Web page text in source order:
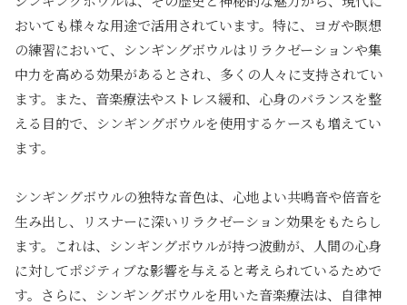
おいても様々な用途で活用されています。特に、ヨガや瞑想
の練習において、シンギングボウルはリラクゼーションや集
中力を高める効果があるとされ、多くの人々に支持されてい
ます。また、音楽療法やストレス緩和、心身のバランスを整
える目的で、シンギングボウルを使用するケースも増えてい
ます。
シンギングボウルの独特な音色は、心地よい共鳴音や倍音を
生み出し、リスナーに深いリラクゼーション効果をもたらし
ます。これは、シンギングボウルが持つ波動が、人間の心身
に対してポジティブな影響を与えると考えられているためで
す。さらに、シンギングボウルを用いた音楽療法は、自律神